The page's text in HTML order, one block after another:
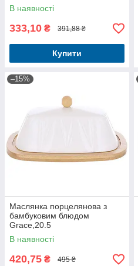
В наявності
333,10 ₴ 391,88 ₴
Купити
–15%
Маслянка порцелянова з
бамбуковим блюдом
Grace,20.5
В наявності
420,75 ₴ 495 ₴